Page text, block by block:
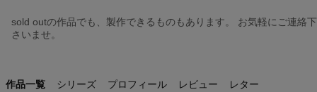
sold outの作品でも、製作できるものもあります。 お気軽にご連絡下
さいませ。
作品一覧 シリーズ プロフィール レビュー レター